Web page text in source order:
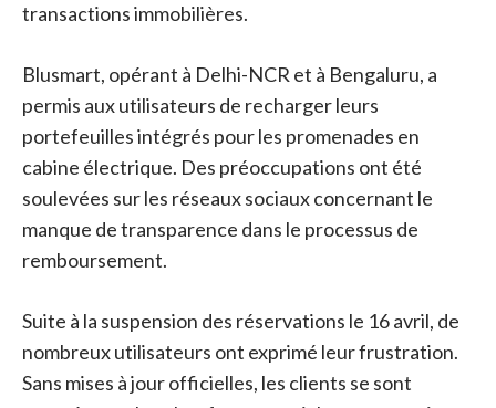
transactions immobilières.
Blusmart, opérant à Delhi-NCR et à Bengaluru, a
permis aux utilisateurs de recharger leurs
portefeuilles intégrés pour les promenades en
cabine électrique. Des préoccupations ont été
soulevées sur les réseaux sociaux concernant le
manque de transparence dans le processus de
remboursement.
Suite à la suspension des réservations le 16 avril, de
nombreux utilisateurs ont exprimé leur frustration.
Sans mises à jour officielles, les clients se sont